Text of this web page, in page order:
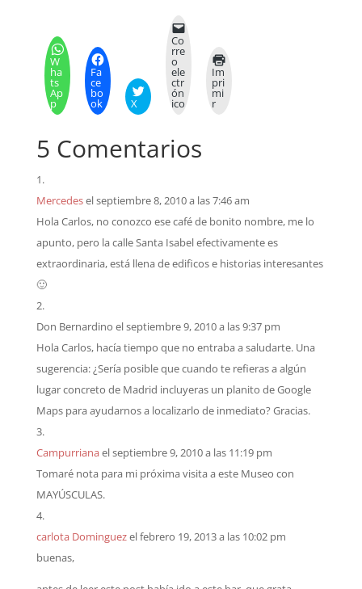
W
ha
ts
Ap
p
Fa
ce
bo
ok X
Co
rre
o
ele
ctr
ón
ico
Im
pri
mi
r
5 Comentarios
Mercedesel septiembre 8, 2010 a las 7:46 am
Hola Carlos, no conozco ese café de bonito nombre, me lo
apunto, pero la calle Santa Isabel efectivamente es
extraordinaria, está llena de edificos e historias interesantes
🙂
Don Bernardino el septiembre 9, 2010 a las 9:37 pm
Hola Carlos, hacía tiempo que no entraba a saludarte. Una
sugerencia: ¿Sería posible que cuando te refieras a algún
lugar concreto de Madrid incluyeras un planito de Google
Maps para ayudarnos a localizarlo de inmediato? Gracias.
Campurrianael septiembre 9, 2010 a las 11:19 pm
Tomaré nota para mi próxima visita a este Museo con
MAYÚSCULAS.
carlota Dominguezel febrero 19, 2013 a las 10:02 pm
buenas,